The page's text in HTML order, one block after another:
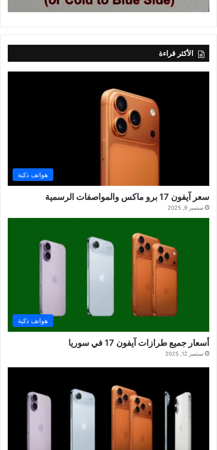
الأكثر قراءة
هواتف ذكية
سعر آيفون 17 برو ماكس والمواصفات الرسمية
سبتمبر 9, 2025
هواتف ذكية
أسعار جميع طرازات آيفون 17 في سوريا
سبتمبر 12, 2025